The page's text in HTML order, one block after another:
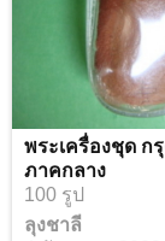
พระเครื่องชุด ก
ภาคกลาง
100 รูป
ลุงชาลี